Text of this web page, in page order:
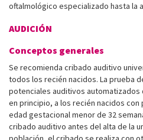
oftalmológico especializado hasta la
AUDICIÓN
Conceptos generales
Se recomienda cribado auditivo
todos los recién nacidos. La prueba
potenciales auditivos
en principio, a los recién nacidos con
edad gestacional menor de 32
cribado auditivo antes del alta de la